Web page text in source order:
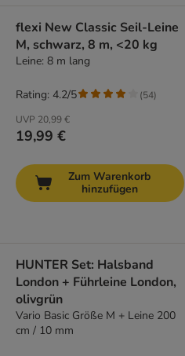
flexi New Classic Seil-Leine
M, schwarz, 8 m, <20 kg
Leine: 8 m lang
UVP 20,99 €
19,99 €
Rating: 4.2/5 (54)
Zum Warenkorb
hinzufügen
HUNTER Set: Halsband
London + Führleine London,
olivgrün
Vario Basic Größe M + Leine 200
cm / 10 mm